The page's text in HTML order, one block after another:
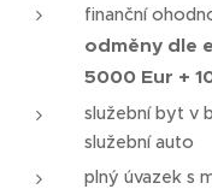
finanční
odměny dle
5000 Eur +
služební byt v
služební auto
plný úvazek s